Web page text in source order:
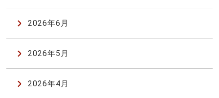
2026年6月
2026年5月
2026年4月